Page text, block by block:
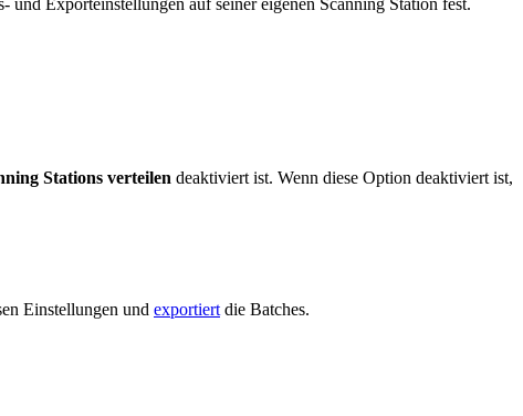
Exporteinstellungen auf seiner eigenen Scanning Station fest.
Stations verteilen deaktiviert ist. Wenn diese Option deaktiviert ist,
Einstellungen und exportiert die Batches.